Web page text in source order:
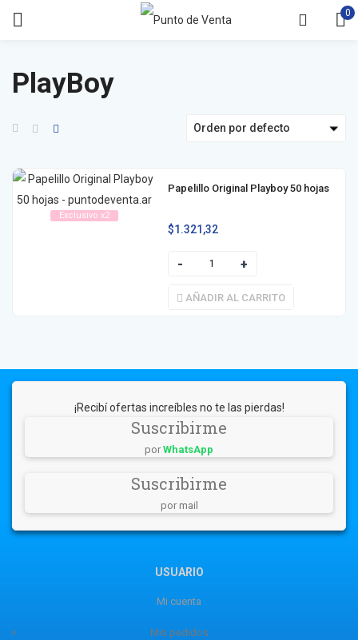
0
PlayBoy
Orden por defecto
Exclusivo x2
Papelillo Original Playboy 50 hojas
$1.321,32
AÑADIR AL CARRITO
¡Recibí ofertas increíbles no te las pierdas!
Suscribirme
por WhatsApp
Suscribirme
por mail
USUARIO
Mi cuenta
Mis pedidos